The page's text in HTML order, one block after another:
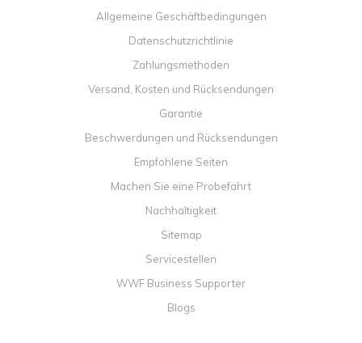
Allgemeine Geschäftbedingungen
Datenschutzrichtlinie
Zahlungsmethoden
Versand, Kosten und Rücksendungen
Garantie
Beschwerdungen und Rücksendungen
Empfohlene Seiten
Machen Sie eine Probefahrt
Nachhaltigkeit
Sitemap
Servicestellen
WWF Business Supporter
Blogs